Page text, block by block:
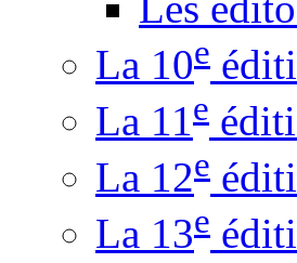
La 10e
La 11e
La 12e
La 13e